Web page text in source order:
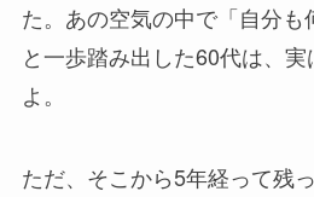
た。あの空気の中で「自分も
と一歩踏み出した60代は、
よ。
ただ、そこから5年経って残